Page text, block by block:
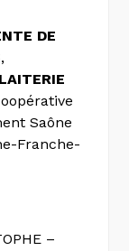
DE
,
LAITERIE
Saône
Franche-
–